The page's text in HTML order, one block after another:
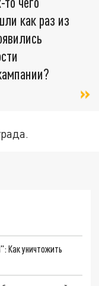
как раз из
Как уничтожить